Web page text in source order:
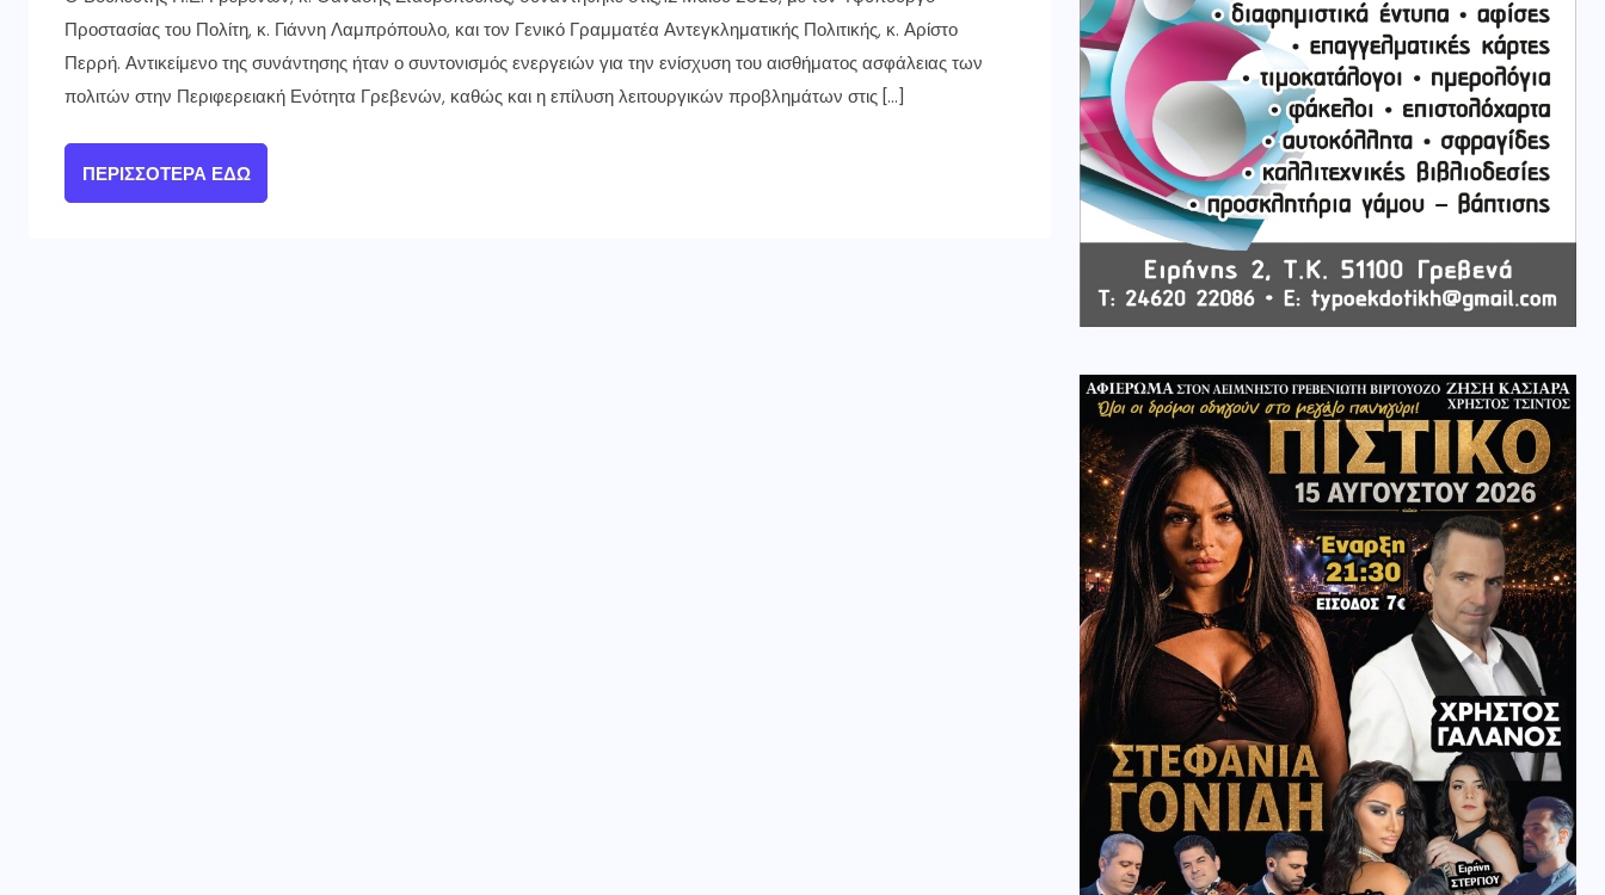
Προστασίας του Πολίτη, κ. Γιάννη Λαμπρόπουλο, και τον Γενικό Γραμματέα Αντεγκληματικής Πολιτικής, κ. Αρίστο
Περρή. Αντικείμενο της συνάντησης ήταν ο συντονισμός ενεργειών για την ενίσχυση του αισθήματος ασφάλειας των
πολιτών στην Περιφερειακή Ενότητα Γρεβενών, καθώς και η επίλυση λειτουργικών προβλημάτων στις […]
ΠΕΡΙΣΣΌΤΕΡΑ ΕΔΏ